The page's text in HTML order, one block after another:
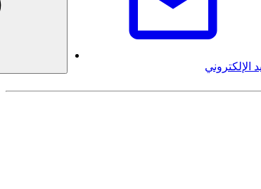
الإلكتروني